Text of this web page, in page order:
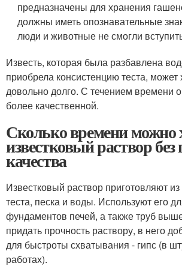
предназначены для хранения
должны иметь опознавательные
люди и животные не смогли
Известь, которая была разбавлена
приобрела консистенцию теста, может
довольно долго. С течением времени
более качественной.
Сколько времени можно
известковый раствор без
качества
Известковый раствор приготовляют из
теста, песка и воды. Используют его
фундаментов печей, а также труб
придать прочность раствору, в него
для быстроты схватывания - гипс (в
работах).